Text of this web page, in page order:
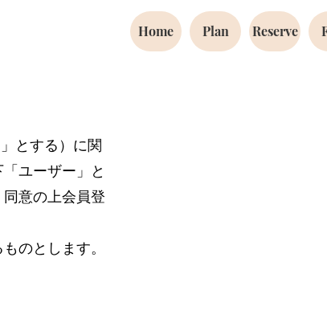
Home Plan Reserve
とする）に関
ユーザー」と
意の上会員登
のとします。